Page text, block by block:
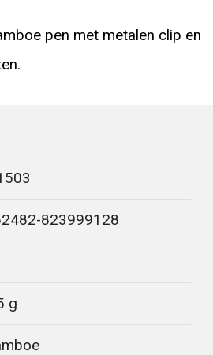
pen met metalen clip en
823999128
g